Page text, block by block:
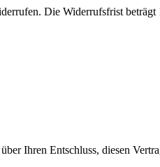
Die Widerrufsfrist
Ihren Entschluss, diesen